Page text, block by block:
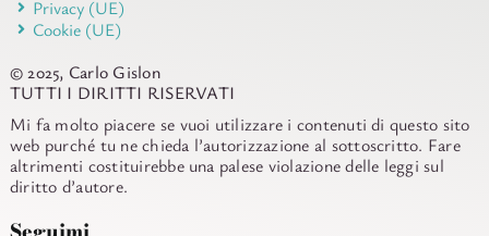
Privacy (UE)
Cookie (UE)
© 2025, Carlo Gislon
TUTTI I DIRITTI RISERVATI
Mi fa molto piacere se vuoi utilizzare i contenuti di questo sito
web purché tu ne chieda l’autorizzazione al sottoscritto. Fare
altrimenti costituirebbe una palese violazione delle leggi sul
diritto d’autore.